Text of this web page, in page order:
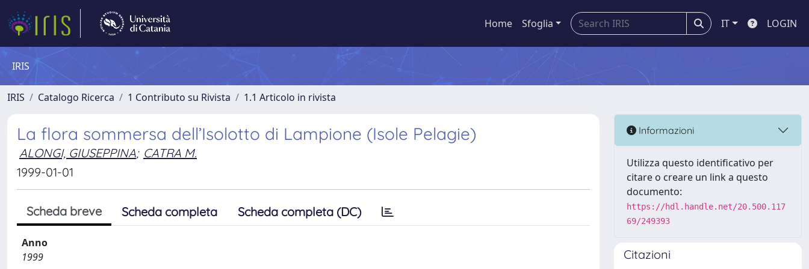
Home Sfoglia IT LOGIN
IRIS
IRIS Catalogo Ricerca 1 Contributo su Rivista 1.1 Articolo in rivista
La flora sommersa dell’Isolotto di Lampione (Isole Pelagie)
ALONGI, GIUSEPPINA; CATRA M.
1999-01-01
Scheda breve Scheda completa Scheda completa (DC)
Anno
1999
Informazioni
Utilizza questo identificativo per
citare o creare un link a questo
documento:
https://hdl.handle.net/20.500.117
69/249393
Citazioni